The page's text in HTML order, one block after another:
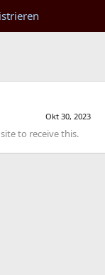
Okt 30, 2023
to receive this.